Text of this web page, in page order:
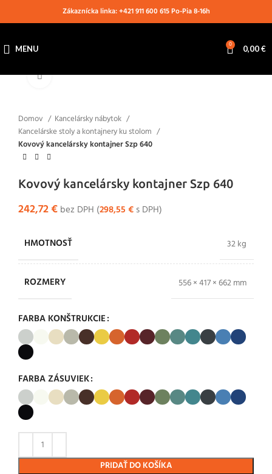
Zákaznícka linka: +421 911 600 615 Po-Pia 8-16h
MENU 0 0,00€
Klikni pre zväčšenie
Domov
Kancelársky nábytok
Kancelárske stoly a kontajnery ku stolom
Kovový kancelársky kontajner Szp 640
Kovový kancelársky kontajner Szp 640
242,72€ bez DPH (298,55 € s DPH)
HMOTNOSŤ 32 kg
ROZMERY 556 × 417 × 662 mm
FARBA KONŠTRUKCIE
FARBA ZÁSUVIEK
PRIDAŤ DO KOŠÍKA